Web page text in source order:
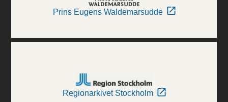
Prins Eugens Waldemarsudde
Regionarkivet Stockholm